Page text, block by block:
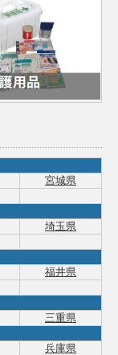
宮城県
埼玉県
福井県
三重県
兵庫県